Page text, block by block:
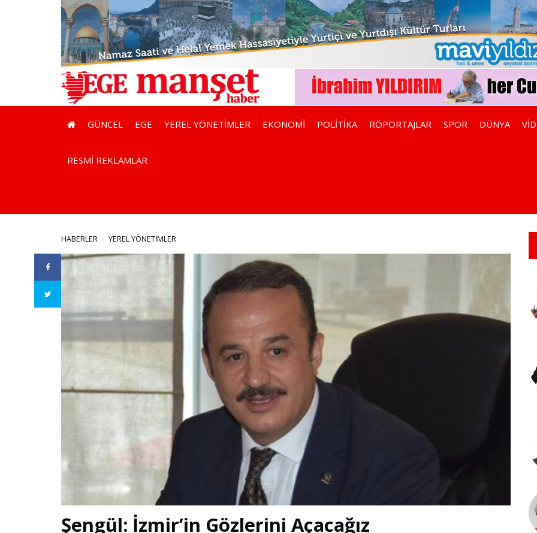
GÜNCEL EGE YEREL YÖNETİMLER EKONOMİ POLİTİKA RÖPORTAJLAR SPOR DÜNYA
RESMİ REKLAMLAR
HABERLER YEREL YÖNETİMLER
Şengül: İzmir’in Gözlerini Açacağız